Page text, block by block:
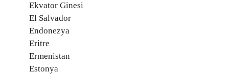
Ekvator Ginesi
El Salvador
Endonezya
Eritre
Ermenistan
Estonya